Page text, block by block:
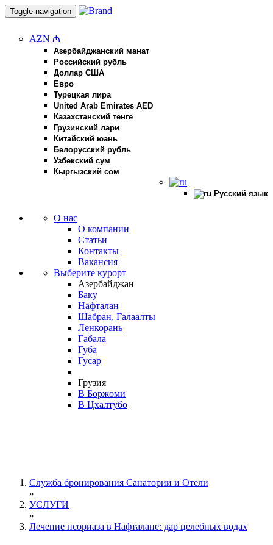
Toggle navigation
AZN ₼
Азербайджанский манат
Российский рубль
Доллар США
Евро
Турецкая лира
United Arab Emirates AED
Казахстанский тенге
Грузинский лари
Китайский юань
Белорусский рубль
Узбекский сум
Кыргызский сом
Русский язык
О нас
О компании
Статьи
Контакты
Вакансия
Выберите курорт
Азербайджан
Баку
Нафталан
Шабран, Галаалты
Ленкорань
Габала
Губа
Гусар
Грузия
В Боржоми
В Цхалтубо
Служба бронирования Санатории и Отели
»
УСЛУГИ
»
Лечение псориаза в Нафталане: дар целебных водах